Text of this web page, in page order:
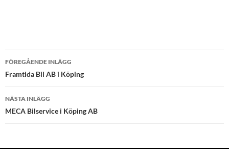
Inläggsnavigering
FÖREGÅENDE INLÄGG
Framtida Bil AB i Köping
NÄSTA INLÄGG
MECA Bilservice i Köping AB